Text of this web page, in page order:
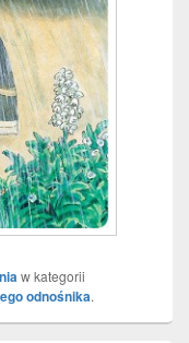
w kategorii
odnośnika.